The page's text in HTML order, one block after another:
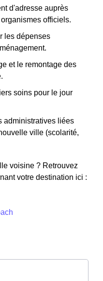
d'adresse auprès
officiels.
les dépenses
et le remontage des
soins pour le jour
administratives liées
ville (scolarité,
voisine ? Retrouvez
votre destination ici :